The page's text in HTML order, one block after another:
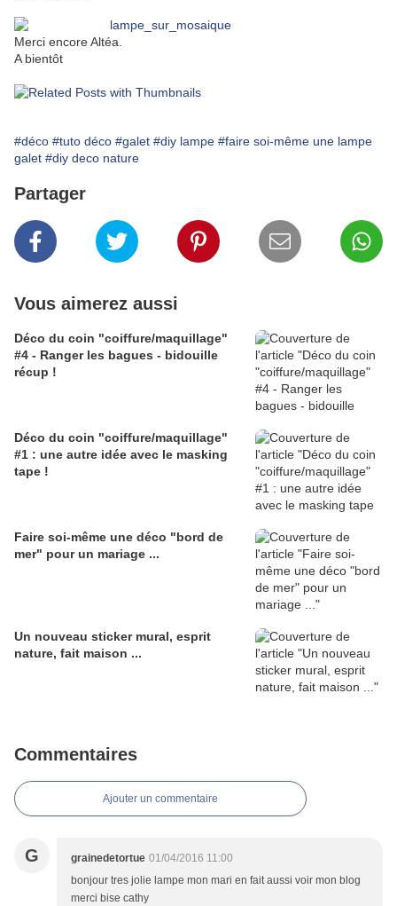
Merci encore Altéa.
A bientôt
#déco #tuto déco #galet #diy lampe #faire soi-même une lampe
galet #diy deco nature
Partager
Vous aimerez aussi
Déco du coin "coiffure/maquillage"
#4 - Ranger les bagues - bidouille
récup !
Déco du coin "coiffure/maquillage"
#1 : une autre idée avec le masking
tape !
Faire soi-même une déco "bord de
mer" pour un mariage ...
Un nouveau sticker mural, esprit
nature, fait maison ...
Commentaires
Ajouter un commentaire
G grainedetortue 01/04/2016 11:00
bonjour tres jolie lampe mon mari en fait aussi voir mon blog
merci bise cathy